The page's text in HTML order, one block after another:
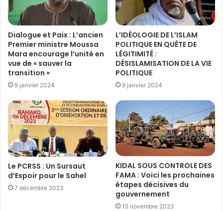
Dialogue et Paix : L’ancien
Premier ministre Moussa
Mara encourage l’unité en
vue de « sauver la
transition »
9 janvier 2024
L’IDÉOLOGIE DE L’ISLAM
POLITIQUE EN QUÊTE DE
LÉGITIMITÉ :
DÉSISLAMISATION DE LA VIE
POLITIQUE
9 janvier 2024
Le PCRSS : Un Sursaut
d’Espoir pour le Sahel
7 décembre 2023
KIDAL SOUS CONTROLE DES
FAMA : Voici les prochaines
étapes décisives du
gouvernement
15 novembre 2023